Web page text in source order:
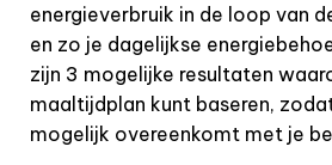
energieverbruik in de loop van
en zo je dagelijkse
zijn 3 mogelijke resultaten
maaltijdplan kunt baseren,
mogelijk overeenkomt met je